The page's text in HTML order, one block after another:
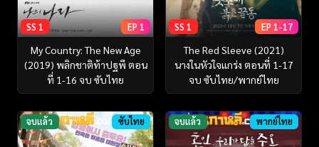
SS 1 EP 1
My Country: The New Age
(2019) พลิกชาติท้าปฐพี ตอน
ที่ 1-16 จบ ซับไทย
SS 1 EP 1-17
The Red Sleeve (2021)
นางในหัวใจแกร่ง ตอนที่ 1-17
จบ ซับไทย/พากย์ไทย
จบแล้ว ซับไทย จบแล้ว พากย์ไทย